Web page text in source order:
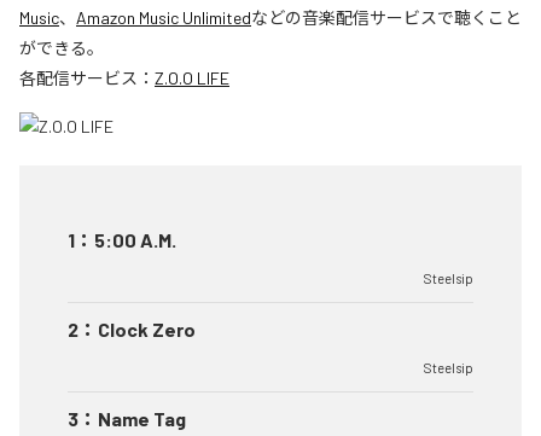
Music、 Amazon Music Unlimitedなどの音楽配信サービスで聴くこと
ができる。
各配信サービス： Z.O.O LIFE
1 ： 5:00 A.M.
Steelsip
2 ： Clock Zero
Steelsip
3 ： Name Tag